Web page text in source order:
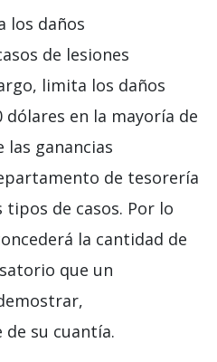
los daños
de lesiones
limita los daños
dólares en la mayoría de
las ganancias
de tesorería
de casos. Por lo
la cantidad de
que un
su cuantía.